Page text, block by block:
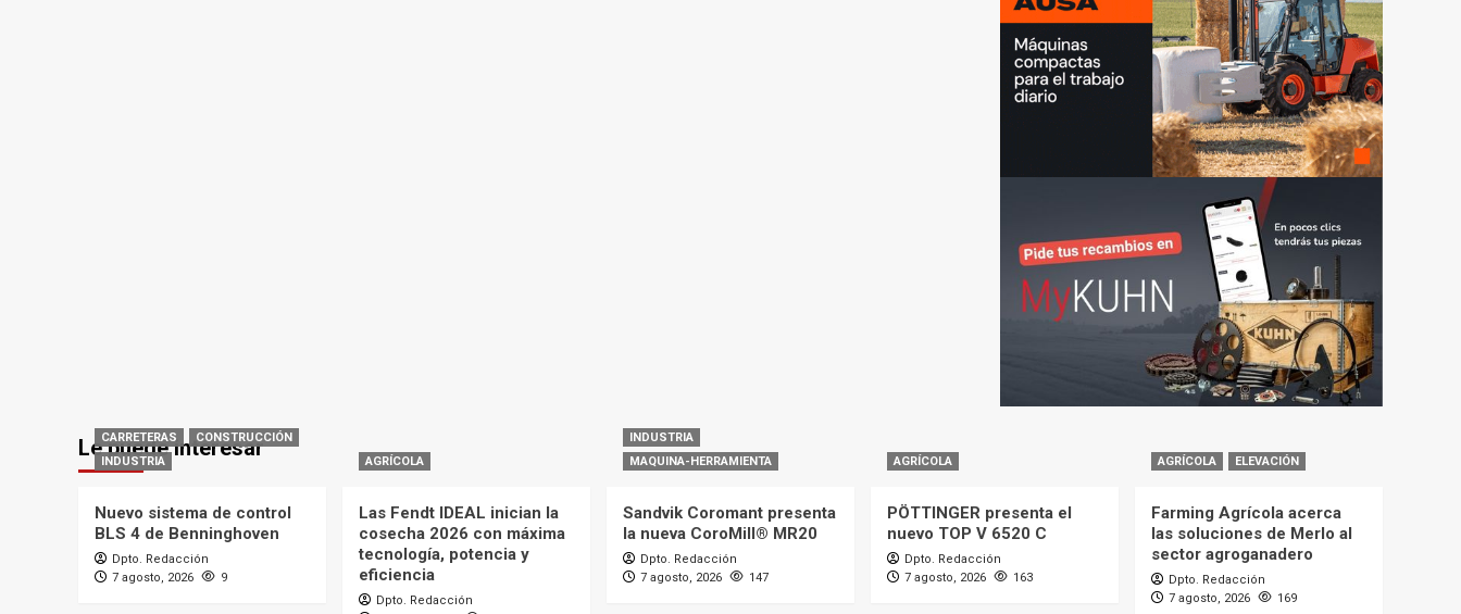
Le puede interesar
CARRETERAS
CONSTRUCCIÓN
INDUSTRIA
Nuevo sistema de control
BLS 4 de Benninghoven
Dpto. Redacción
7 agosto, 2026
9
AGRÍCOLA
Las Fendt IDEAL inician la
cosecha 2026 con máxima
tecnología, potencia y
eficiencia
Dpto. Redacción
INDUSTRIA
MAQUINA-HERRAMIENTA
Sandvik Coromant presenta
la nueva CoroMill® MR20
Dpto. Redacción
7 agosto, 2026
147
AGRÍCOLA
PÖTTINGER presenta el
nuevo TOP V 6520 C
Dpto. Redacción
7 agosto, 2026
163
AGRÍCOLA ELEVACIÓN
Farming Agrícola acerca
las soluciones de Merlo al
sector agroganadero
Dpto. Redacción
7 agosto, 2026
169